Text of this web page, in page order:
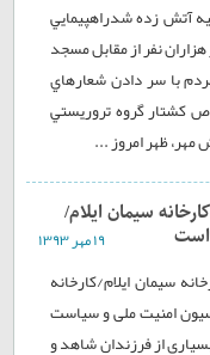
آتش زده شدراهپيمايي
نفر از مقابل مسجد
با سر دادن شعارهاي
كشتار گروه تروريستي
ظهر امروز ...
سیمان ایلام/
است ۱۹ مهر ۱۳۹۳
سیمان ایلام/کارخانه
امنیت ملی و سیاست
از فرزندان شاهد و